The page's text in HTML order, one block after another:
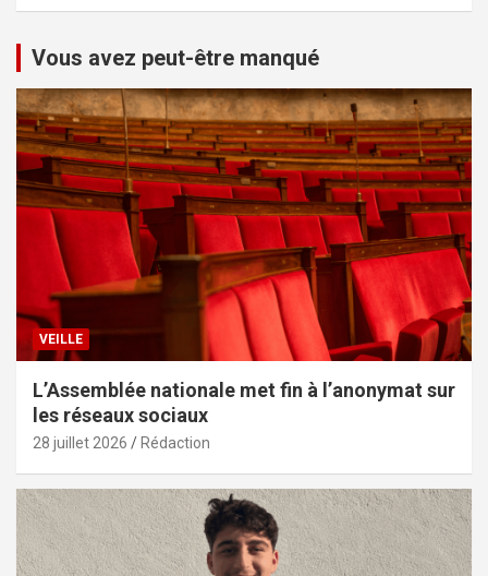
Vous avez peut-être manqué
VEILLE
L’Assemblée nationale met fin à l’anonymat sur
les réseaux sociaux
28 juillet 2026 Rédaction